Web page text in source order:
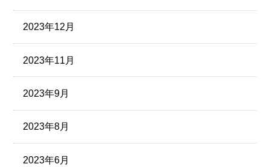
2023年12月
2023年11月
2023年9月
2023年8月
2023年6月